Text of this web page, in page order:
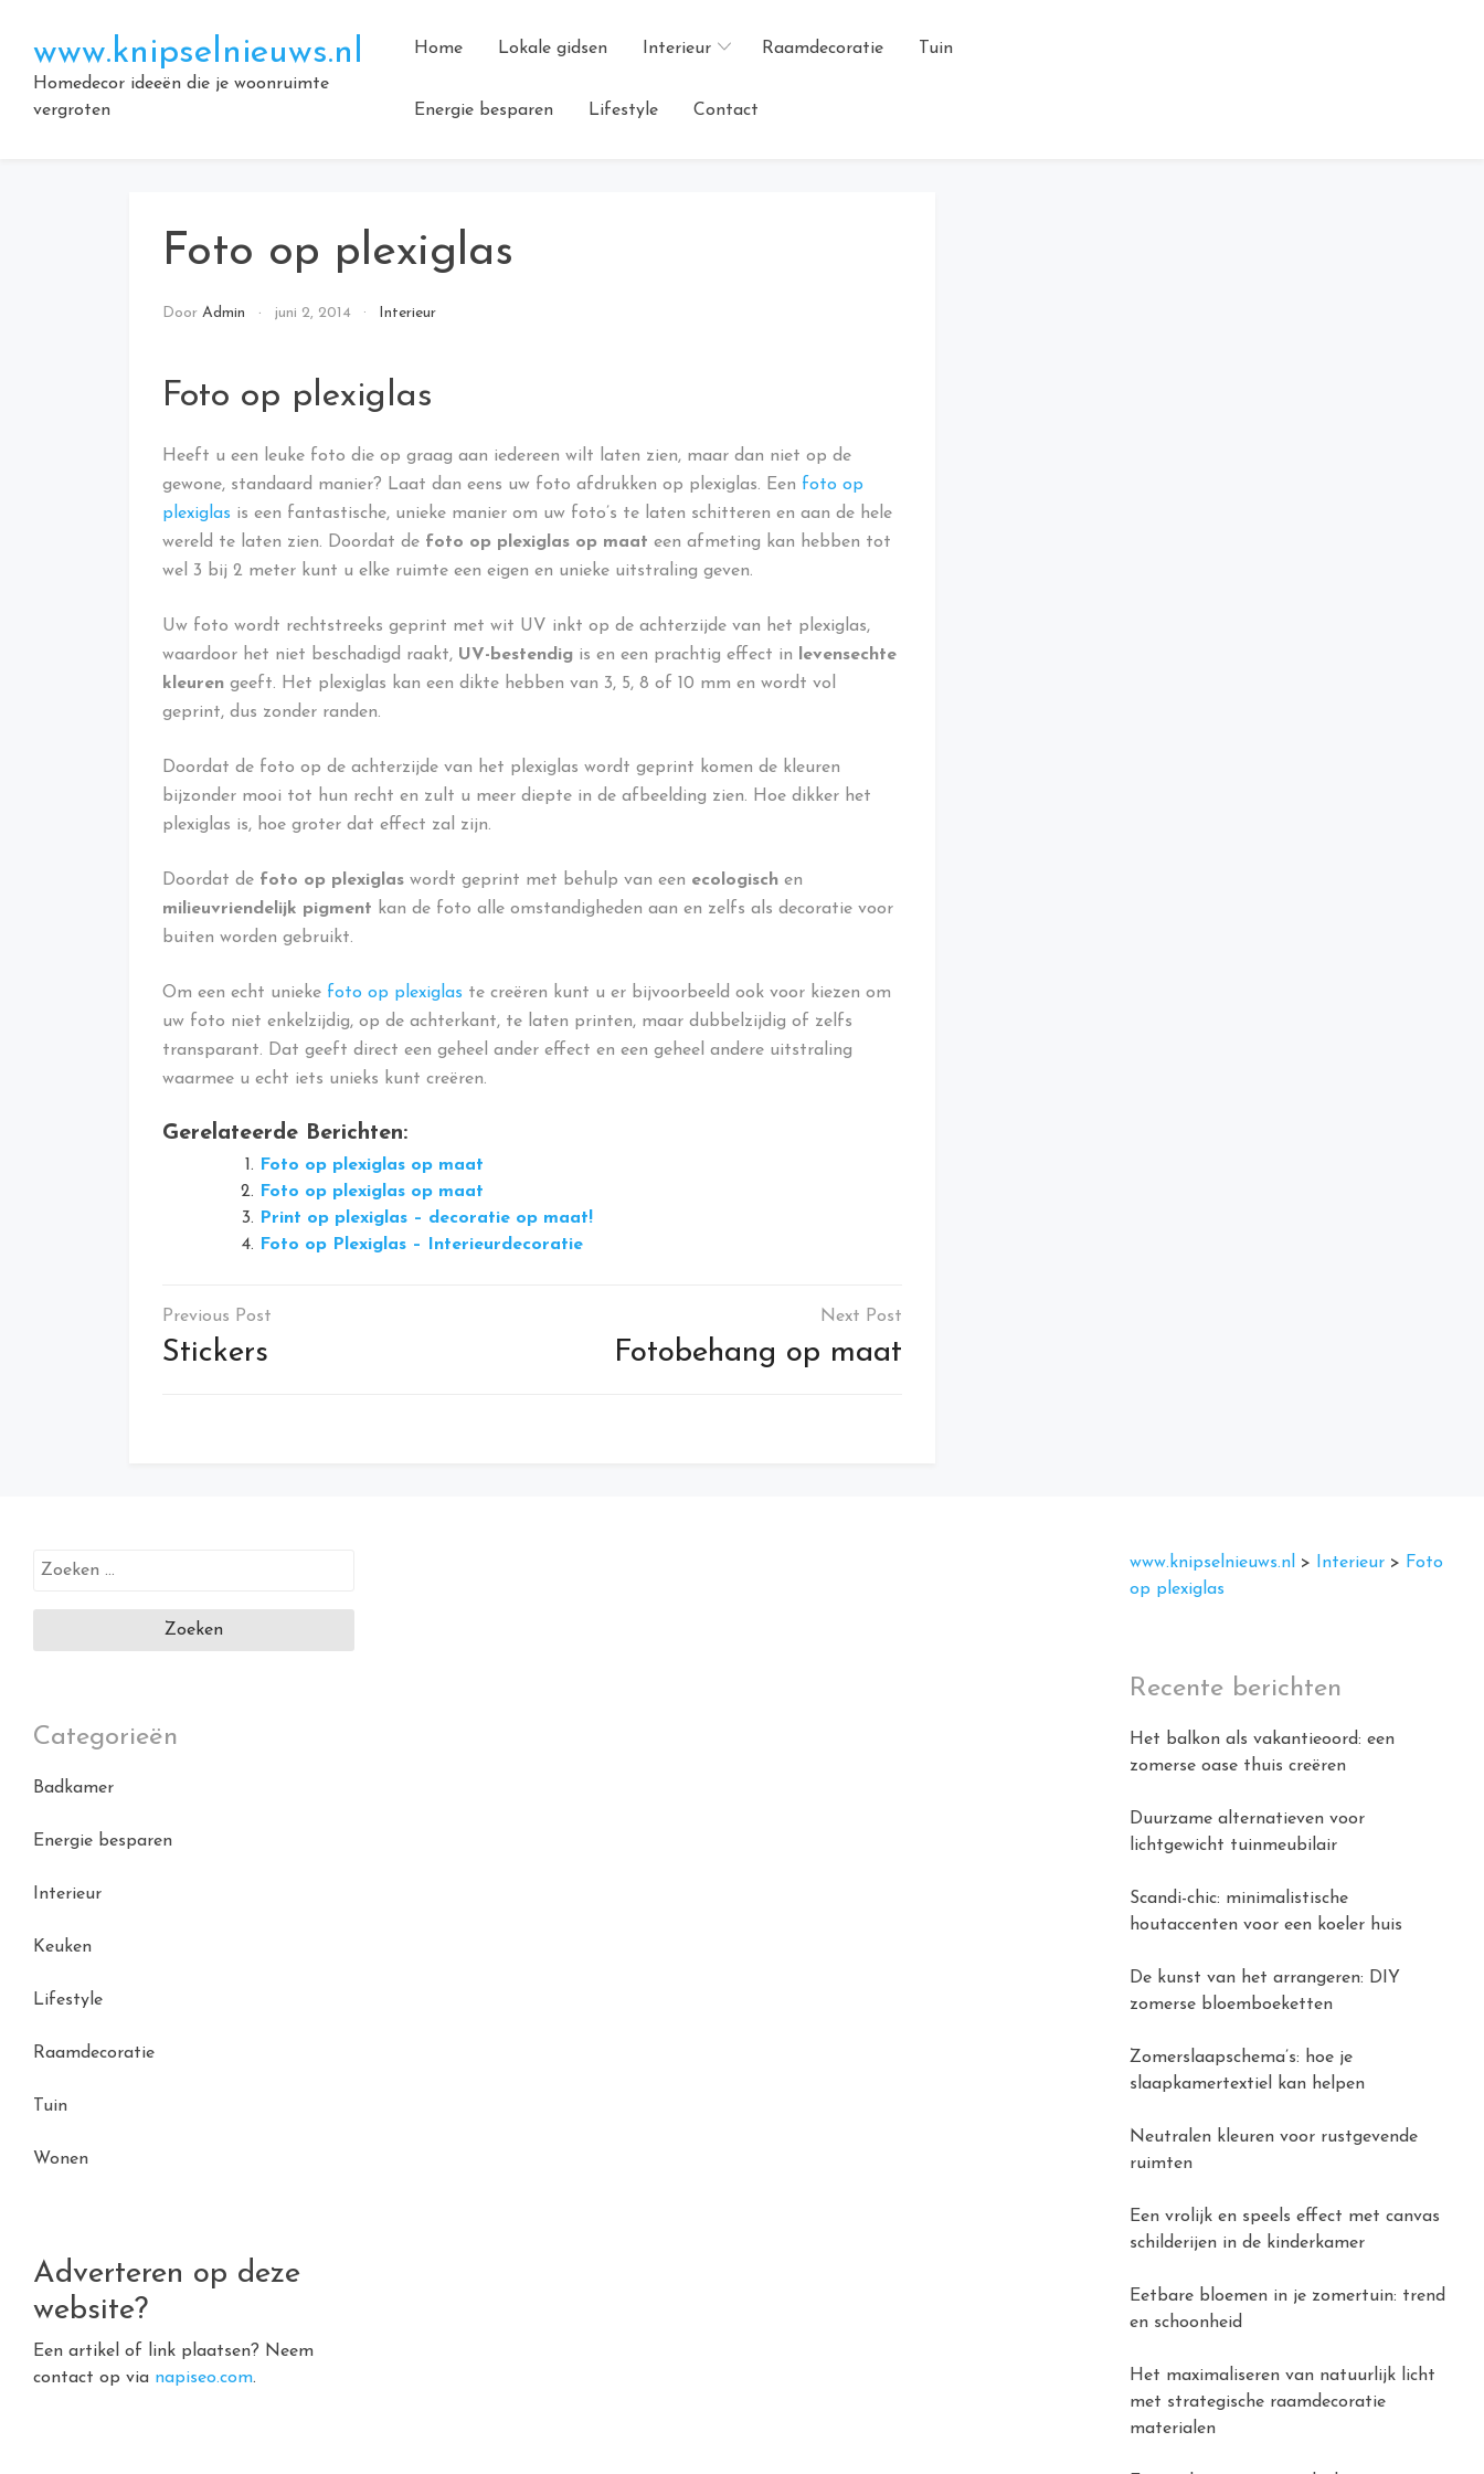
inhoudwww.knipselnieuws.nl
Homedecor ideeën die je woonruimte
vergroten
Home Lokale gidsen Interieur Raamdecoratie Tuin
Energie besparen Lifestyle Contact
Foto op plexiglas
Door Admin juni 2, 2014 Interieur
Foto op plexiglas
Heeft u een leuke foto die op graag aan iedereen wilt laten zien, maar dan niet op de
gewone, standaard manier? Laat dan eens uw foto afdrukken op plexiglas. Een foto op
plexiglas is een fantastische, unieke manier om uw foto’s te laten schitteren en aan de hele
wereld te laten zien. Doordat de foto op plexiglas op maat een afmeting kan hebben tot
wel 3 bij 2 meter kunt u elke ruimte een eigen en unieke uitstraling geven.
Uw foto wordt rechtstreeks geprint met wit UV inkt op de achterzijde van het plexiglas,
waardoor het niet beschadigd raakt, UV-bestendig is en een prachtig effect in
levensechte
kleuren geeft. Het plexiglas kan een dikte hebben van 3, 5, 8 of 10 mm en wordt vol
geprint, dus zonder randen.
Doordat de foto op de achterzijde van het plexiglas wordt geprint komen de kleuren
bijzonder mooi tot hun recht en zult u meer diepte in de afbeelding zien. Hoe dikker het
plexiglas is, hoe groter dat effect zal zijn.
Doordat de foto op plexiglas wordt geprint met behulp van een ecologisch en
milieuvriendelijk pigment kan de foto alle omstandigheden aan en zelfs als decoratie voor
buiten worden gebruikt.
Om een echt unieke foto op plexiglas te creëren kunt u er bijvoorbeeld ook voor kiezen om
uw foto niet enkelzijdig, op de achterkant, te laten printen, maar dubbelzijdig of zelfs
transparant. Dat geeft direct een geheel ander effect en een geheel andere uitstraling
waarmee u echt iets unieks kunt creëren.
Gerelateerde Berichten:
Foto op plexiglas op maat
Foto op plexiglas op maat
Print op plexiglas – decoratie op maat!
Foto op Plexiglas – Interieurdecoratie
Bericht
navigatie
Stickers Fotobehang op maat
Zoeken
Categorieën
Badkamer
Energie besparen
Interieur
Keuken
Lifestyle
Raamdecoratie
Tuin
Wonen
Adverteren op deze
website?
Een artikel of link plaatsen? Neem
contact op via napiseo.com.
www.knipselnieuws.nl > Interieur > Foto
op plexiglas
Recente berichten
Het balkon als vakantieoord: een
zomerse oase thuis creëren
Duurzame alternatieven voor
lichtgewicht tuinmeubilair
Scandi-chic: minimalistische
houtaccenten voor een koeler huis
De kunst van het arrangeren: DIY
zomerse bloemboeketten
Zomerslaapschema’s: hoe je
slaapkamertextiel kan helpen
Neutralen kleuren voor rustgevende
ruimten
Een vrolijk en speels effect met canvas
schilderijen in de kinderkamer
Eetbare bloemen in je zomertuin: trend
en schoonheid
Het maximaliseren van natuurlijk licht
met strategische raamdecoratie
materialen